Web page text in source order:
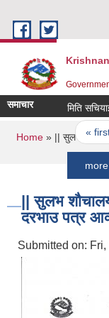
समाचार मिति सचियाईएको
Pages
« first
You are
Home» || सुलभ शौचालय
|| सुलभ
दरभाउ पत्र
Submitted on: